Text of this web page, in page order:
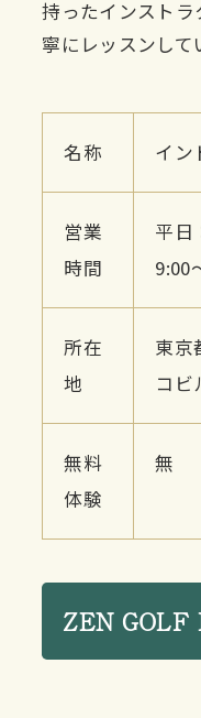
持ったインスト
寧にレッスンして
名称 イン
営業
時間
平日
9:00
所在
地
東
コビ
無料
体験
無
ZEN GOLF